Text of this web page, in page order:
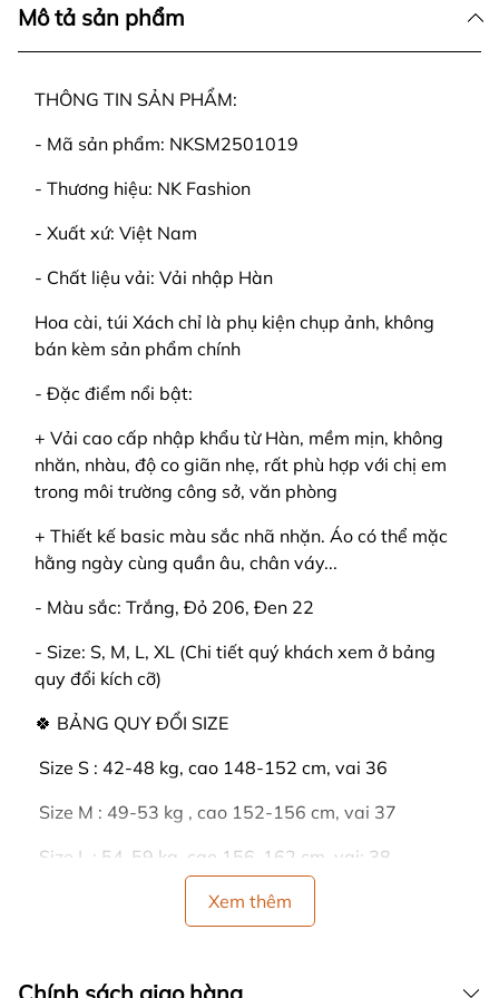
Mô tả sản phẩm
THÔNG TIN SẢN PHẨM:
- Mã sản phẩm: NKSM2501019
- Thương hiệu: NK Fashion
- Xuất xứ: Việt Nam
- Chất liệu vải: Vải nhập Hàn
Hoa cài, túi Xách chỉ là phụ kiện chụp ảnh, không
bán kèm sản phẩm chính
- Đặc điểm nổi bật:
+ Vải cao cấp nhập khẩu từ Hàn, mềm mịn, không
nhăn, nhàu, độ co giãn nhẹ, rất phù hợp với chị em
trong môi trường công sở, văn phòng
+ Thiết kế basic màu sắc nhã nhặn. Áo có thể mặc
hằng ngày cùng quần âu, chân váy...
- Màu sắc: Trắng, Đỏ 206, Đen 22
- Size: S, M, L, XL (Chi tiết quý khách xem ở bảng
quy đổi kích cỡ)
🍀 BẢNG QUY ĐỔI SIZE
️ Size S : 42-48 kg, cao 148-152 cm, vai 36
️ Size M : 49-53 kg , cao 152-156 cm, vai 37
️ Size L : 54-59 kg, cao 156-162 cm, vai: 38
️ Size XL : 60-66 kg, cao 162-166 cm, vai: 39
- GIẶT BẰNG TAY: Lộn bề trái sản phẩm lại, rồi
Xem thêm